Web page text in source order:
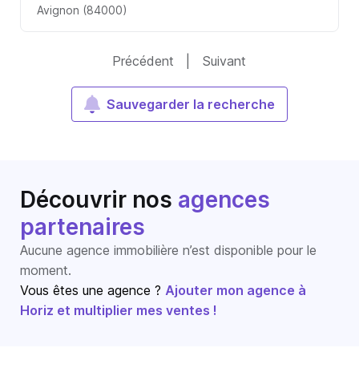
Avignon (84000)
Précédent Suivant
Sauvegarder la recherche
Découvrir nos agences
partenaires
Aucune agence immobilière n’est disponible pour le
moment.
Vous êtes une agence ? Ajouter mon agence à
Horiz et multiplier mes ventes !